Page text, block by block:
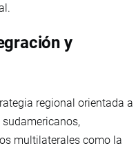
y
regional orientada a
multilaterales como la